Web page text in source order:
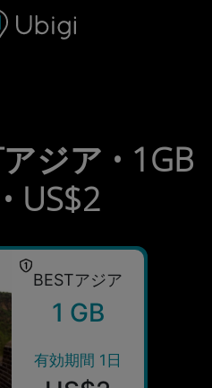
ンバー フッター
ジア • 1GB
US$2
BESTアジア
1 GB
有効期間 1日